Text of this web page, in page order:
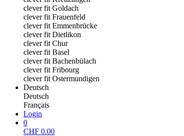
clever fit Goldach
clever fit Frauenfeld
clever fit Emmenbrücke
clever fit Dietlikon
clever fit Chur
clever fit Basel
clever fit Bachenbülach
clever fit Fribourg
clever fit Ostermundigen
Deutsch
Deutsch
Français
Login
0
CHF 0.00